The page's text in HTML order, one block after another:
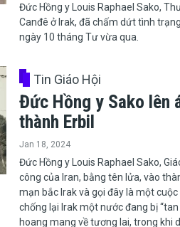
Đức Hồng y Louis Raphael Sako,
Canđê ở Irak, đã chấm dứt tình
ngày 10 tháng Tư vừa qua.
Tin Giáo Hội
Đức Hồng y Sako lên
thành Erbil
Jan 18, 2024
Đức Hồng y Louis Raphael Sako,
công của Iran, bằng tên lửa, vào
mạn bắc Irak và gọi đây là một cuộc
chống lại Irak một nước đang bị
hoang mang về tương lai, trong khi